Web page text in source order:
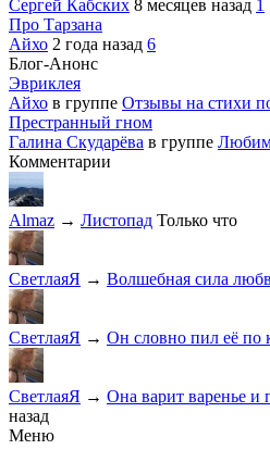
Сергей Кабских 8 месяцев назад 1
Про Тарзана
Айхо 2 года назад 6
Блог-Анонс
Эвриклея
Айхо в группе Отзывы на стихи
Престранный гном
Галина Скударёва в группе
Комментарии
Almaz → Листопад Только что
СветлаяЯ → Волшебная сила
СветлаяЯ → Он словно пил её по
СветлаяЯ → Она варит варенье и
назад
Меню